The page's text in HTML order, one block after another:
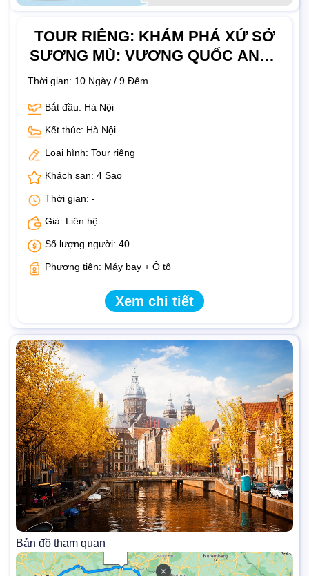
TOUR RIÊNG: KHÁM PHÁ XỨ SỞ
SƯƠNG MÙ: VƯƠNG QUỐC ANH -
SCOTLAND
Thời gian: 10 Ngày / 9 Đêm
Bắt đầu: Hà Nội
Kết thúc: Hà Nội
Loại hình: Tour riêng
Khách sạn: 4 Sao
Thời gian: -
Giá: Liên hệ
Số lượng người: 40
Phương tiện: Máy bay + Ô tô
Xem chi tiết
Bản đồ tham quan